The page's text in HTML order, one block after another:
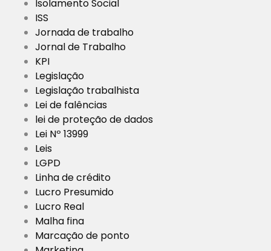
Isolamento Social
ISS
Jornada de trabalho
Jornal de Trabalho
KPI
Legislação
Legislação trabalhista
Lei de falências
lei de proteção de dados
Lei Nº 13999
Leis
LGPD
Linha de crédito
Lucro Presumido
Lucro Real
Malha fina
Marcação de ponto